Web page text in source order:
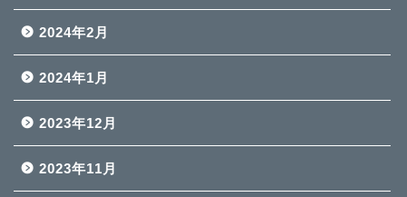
2024年2月
2024年1月
2023年12月
2023年11月